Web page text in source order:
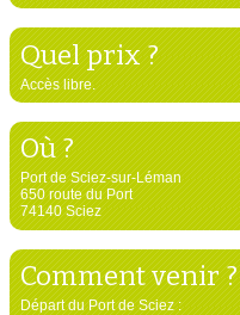
Quel prix ?
Accès libre.
Où ?
Port de Sciez-sur-Léman
650 route du Port
74140 Sciez
Comment venir ?
Départ du Port de Sciez :